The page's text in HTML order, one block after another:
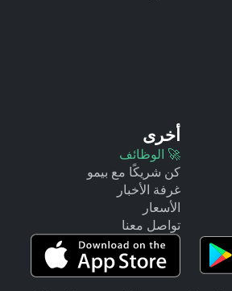
أخرى
🚀 الوظائف
كن شريكًا مع بيمو
غرفة الأخبار
الأسعار
تواصل معنا